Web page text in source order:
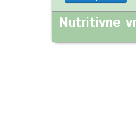
Nutritivne